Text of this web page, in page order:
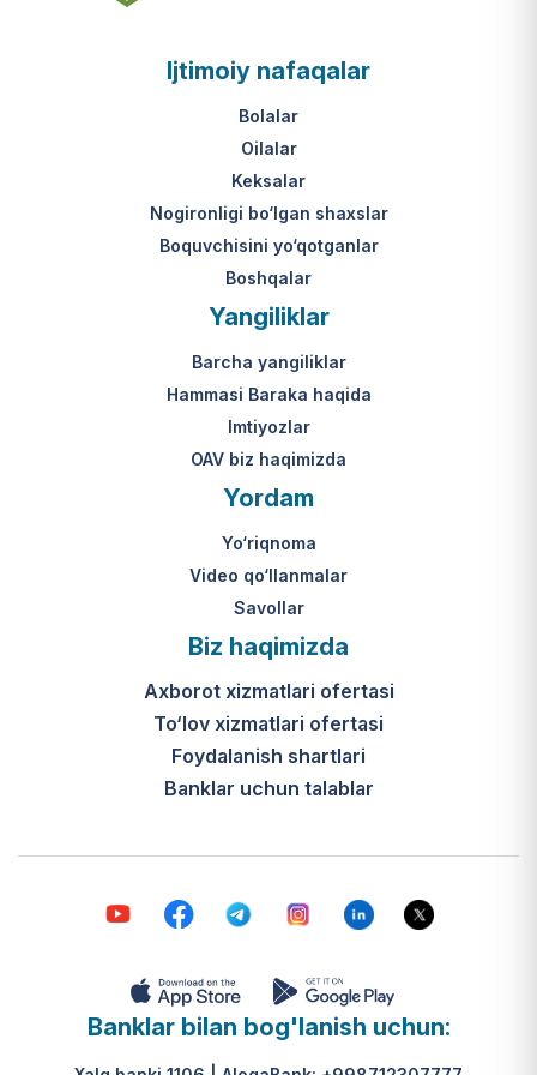
asosi nima?
(1-ilova, 6-band "j" va "l" kichik
jumladan, vasiylik, homiylik yoki
Ushbu xizmatning huquqiy
O‘zbekiston Respublikasi VMQ-893
hamda amaldagi imtiyozlar
to‘g‘risidagi qonunchilik.
Ijtimoiy nafaqalar
Bolalar
Oilalar
Keksalar
Nogironligi bo‘lgan shaxslar
Boquvchisini yo‘qotganlar
Boshqalar
Yangiliklar
Barcha yangiliklar
Hammasi Baraka haqida
Imtiyozlar
OAV biz haqimizda
Yordam
Yo‘riqnoma
Video qo‘llanmalar
Savollar
Biz haqimizda
Axborot xizmatlari ofertasi
To‘lov xizmatlari ofertasi
Foydalanish shartlari
Banklar uchun talablar
Banklar bilan bog'lanish uchun: